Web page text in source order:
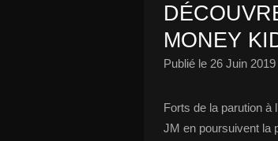
MONEY
Publié le 26 Juin 2019
Forts de la parution à
JM en poursuivent la